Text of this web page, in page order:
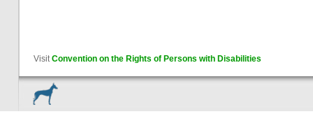
VisitConvention on the Rights of Persons with Disabilities